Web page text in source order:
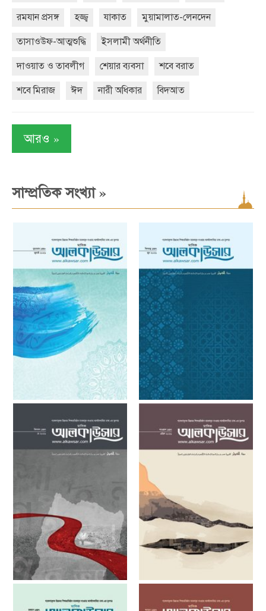
রমযান প্রসঙ্গ হজ্জ্ব যাকাত মুয়ামালাত-লেনদেন
তাসাওউফ-আত্মশুদ্ধি ইসলামী অর্থনীতি
দাওয়াত ও তাবলীগ শেয়ার ব্যবসা শবে বরাত
শবে মিরাজ ঈদ নারী অধিকার বিদআত
আরও »
সাম্প্রতিক সংখ্যা»